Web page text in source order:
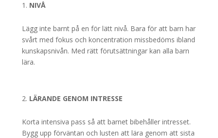
NIVÅ
Lägg inte barnt på en för lätt nivå. Bara för att barn har
svårt med fokus och koncentration missbedöms ibland
kunskapsnivån. Med rätt förutsättningar kan alla barn
lära.
LÄRANDE GENOM INTRESSE
Korta intensiva pass så att barnet bibehåller intresset.
Bygg upp förväntan och lusten att lära genom att sista